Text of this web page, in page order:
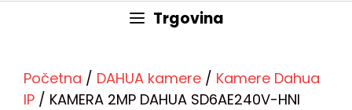
Trgovina
Početna / DAHUA kamere / Kamere Dahua
IP / KAMERA 2MP DAHUA SD6AE240V-HNI